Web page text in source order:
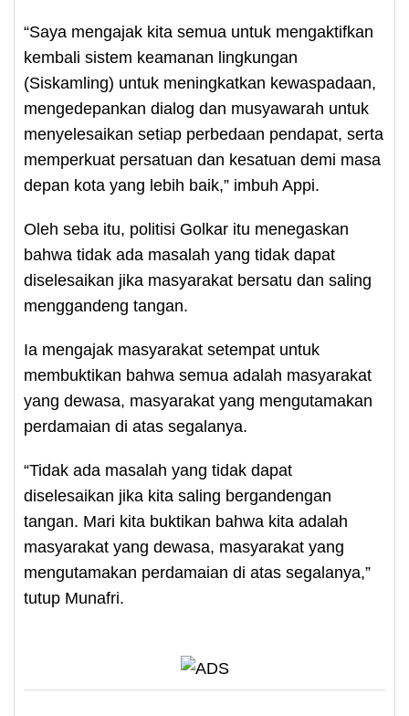
“Saya mengajak kita semua untuk mengaktifkan
kembali sistem keamanan lingkungan
(Siskamling) untuk meningkatkan kewaspadaan,
mengedepankan dialog dan musyawarah untuk
menyelesaikan setiap perbedaan pendapat, serta
memperkuat persatuan dan kesatuan demi masa
depan kota yang lebih baik,” imbuh Appi.
Oleh seba itu, politisi Golkar itu menegaskan
bahwa tidak ada masalah yang tidak dapat
diselesaikan jika masyarakat bersatu dan saling
menggandeng tangan.
Ia mengajak masyarakat setempat untuk
membuktikan bahwa semua adalah masyarakat
yang dewasa, masyarakat yang mengutamakan
perdamaian di atas segalanya.
“Tidak ada masalah yang tidak dapat
diselesaikan jika kita saling bergandengan
tangan. Mari kita buktikan bahwa kita adalah
masyarakat yang dewasa, masyarakat yang
mengutamakan perdamaian di atas segalanya,”
tutup Munafri.